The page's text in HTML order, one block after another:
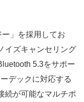
」を採用してお
イズキャンセリング
5.3をサポー
デックに対応する
続が可能なマルチポ